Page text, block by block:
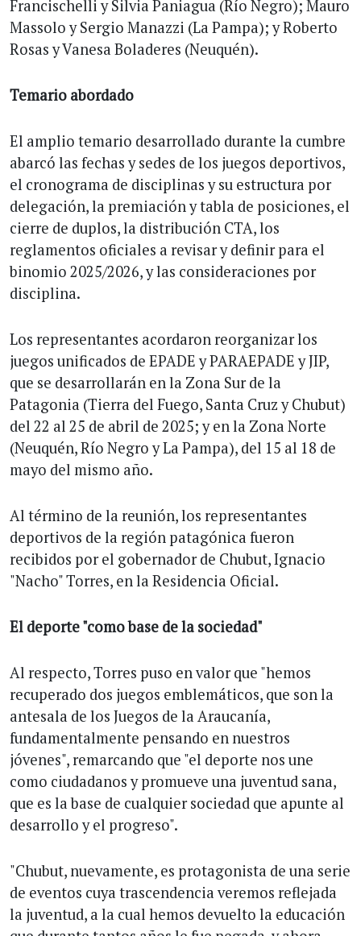
Francischelli y Silvia Paniagua (Río Negro); Mauro
Massolo y Sergio Manazzi (La Pampa); y Roberto
Rosas y Vanesa Boladeres (Neuquén).
Temario abordado
El amplio temario desarrollado durante la cumbre
abarcó las fechas y sedes de los juegos deportivos,
el cronograma de disciplinas y su estructura por
delegación, la premiación y tabla de posiciones, el
cierre de duplos, la distribución CTA, los
reglamentos oficiales a revisar y definir para el
binomio 2025/2026, y las consideraciones por
disciplina.
Los representantes acordaron reorganizar los
juegos unificados de EPADE y PARAEPADE y JIP,
que se desarrollarán en la Zona Sur de la
Patagonia (Tierra del Fuego, Santa Cruz y Chubut)
del 22 al 25 de abril de 2025; y en la Zona Norte
(Neuquén, Río Negro y La Pampa), del 15 al 18 de
mayo del mismo año.
Al término de la reunión, los representantes
deportivos de la región patagónica fueron
recibidos por el gobernador de Chubut, Ignacio
"Nacho" Torres, en la Residencia Oficial.
El deporte "como base de la sociedad"
Al respecto, Torres puso en valor que "hemos
recuperado dos juegos emblemáticos, que son la
antesala de los Juegos de la Araucanía,
fundamentalmente pensando en nuestros
jóvenes", remarcando que "el deporte nos une
como ciudadanos y promueve una juventud sana,
que es la base de cualquier sociedad que apunte al
desarrollo y el progreso".
"Chubut, nuevamente, es protagonista de una serie
de eventos cuya trascendencia veremos reflejada
la juventud, a la cual hemos devuelto la educación